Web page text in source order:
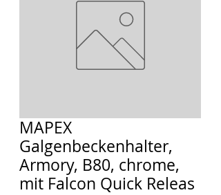
MAPEX
Galgenbeckenhalter,
Armory, B80, chrome,
mit Falcon Quick Releas